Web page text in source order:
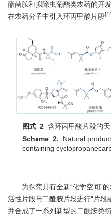
酯菌胺和拟除虫菊酯类农药的开
在农药分子中引入环丙甲酸片段[
图式 2 含环丙甲酸片段的
Scheme 2.
Natural
containing
为探究具有全新“化学空间”
活性片段与二酰胺片段进行“片
并合成了一系列新型的二酰胺类